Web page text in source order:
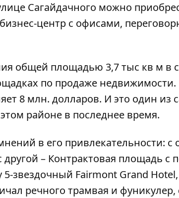
Сагайдачного можно
центр с офисами,
общей площадью 3,7 тыс кв м в
по продаже
8 млн. долларов. И это один из
районе в последнее время.
в его привлекательности: с
– Контрактовая площадь
звездочный Fairmont Grand
речного трамвая и